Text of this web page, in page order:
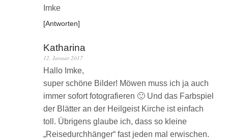
Imke
Antworten
Katharina
12. Januar 2017
Hallo Imke,
super schöne Bilder! Möwen muss ich ja auch
immer sofort fotografieren 🙂 Und das Farbspiel
der Blätter an der Heilgeist Kirche ist einfach
toll. Übrigens glaube ich, dass so kleine
„Reisedurchhänger“ fast jeden mal erwischen.